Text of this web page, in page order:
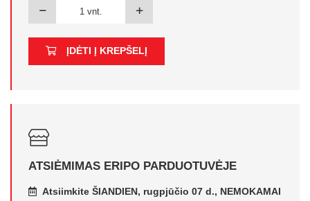
ĮDĖTI Į KREPŠELĮ
ATSIĖMIMAS ERIPO PARDUOTUVĖJE
Atsiimkite ŠIANDIEN, rugpjūčio 07 d., NEMOKAMAI